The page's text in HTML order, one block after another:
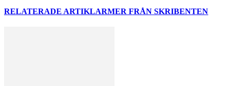
RELATERADE ARTIKLARMER FRÅN SKRIBENTEN